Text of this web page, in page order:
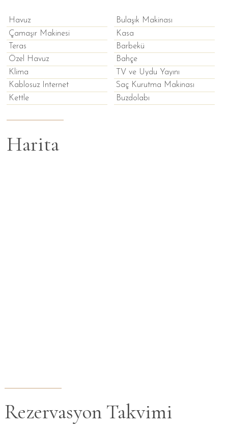
Havuz
Bulaşık Makinası
Çamaşır Makinesi
Kasa
Teras
Barbekü
Özel Havuz
Bahçe
Klima
TV ve Uydu Yayını
Kablosuz Internet
Saç Kurutma Makinası
Kettle
Buzdolabı
Harita
Rezervasyon Takvimi